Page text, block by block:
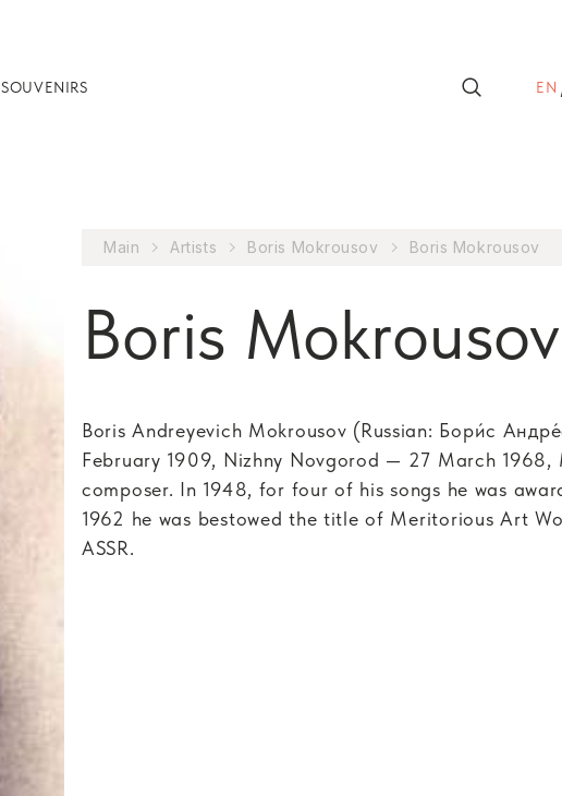
SOUVENIRS EN
Main Artists Boris Mokrousov Boris Mokrousov
Boris Mokrousov
Boris Andreyevich Mokrousov (Russian: Бори́с
February 1909, Nizhny Novgorod — 27 March 1968,
composer. In 1948, for four of his songs he was
1962 he was bestowed the title of Meritorious Art
ASSR.